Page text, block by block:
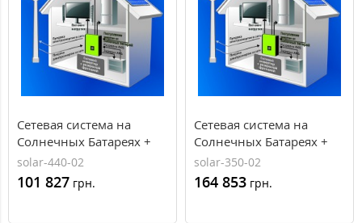
Сетевая система на
Солнечных Батареях +
резерв, 2кВт, 220В,
AXIOMA energy
solar-440-02
101 827 грн.
Сетевая система на
Солнечных Батареях +
резерв, 3кВт, 220В,
AXIOMA energy
solar-350-02
164 853 грн.